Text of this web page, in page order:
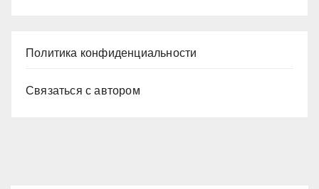
Политика конфиденциальности
Связаться с автором